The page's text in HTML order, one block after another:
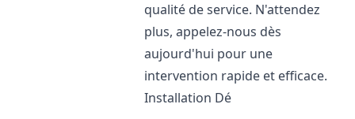
qualité de service. N'attendez
plus, appelez-nous dès
aujourd'hui pour une
intervention rapide et efficace.
Installation Dé